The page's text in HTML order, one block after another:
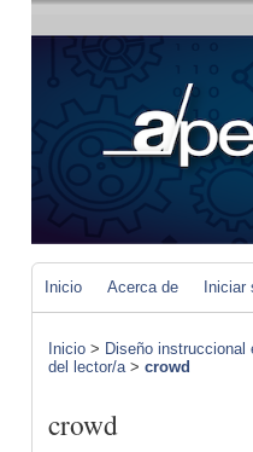
Inicio Acerca de Iniciar
Inicio > Diseño
del lector/a> crowd
crowd